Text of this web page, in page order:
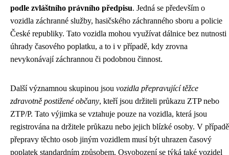
podle zvláštního právního předpisu. Jedná se především o
vozidla záchranné služby, hasičského záchranného sboru a policie
České republiky. Tato vozidla mohou využívat dálnice bez nutnosti
úhrady časového poplatku, a to i v případě, kdy zrovna
nevykonávají záchrannou či podobnou činnost.
Další významnou skupinou jsou vozidla přepravující těžce
zdravotně postižené občany, kteří jsou držiteli průkazu ZTP nebo
ZTP/P. Tato výjimka se vztahuje pouze na vozidla, která jsou
registrována na držitele průkazu nebo jejich blízké osoby. V případě
přepravy těchto osob jiným vozidlem musí být uhrazen časový
poplatek standardním způsobem. Osvobození se týká také vozidel